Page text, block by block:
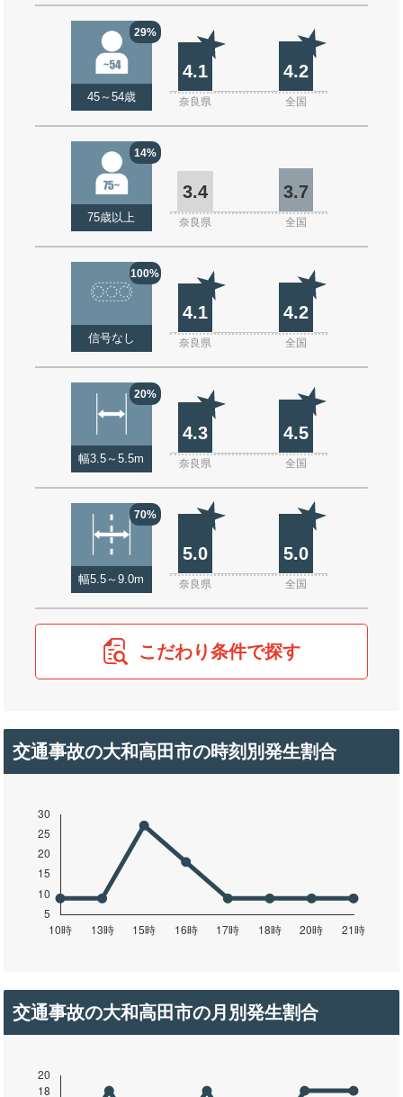
29%
45～54歳
4.1 4.2
奈良県 全国
14%
75歳以上
3.4 3.7
奈良県 全国
100%
信号なし
4.1 4.2
奈良県 全国
20%
幅3.5～5.5m
4.3 4.5
奈良県 全国
70%
幅5.5～9.0m
5.0 5.0
奈良県 全国
こだわり条件で探す
交通事故の大和高田市の時刻別発生割合
交通事故の大和高田市の月別発生割合